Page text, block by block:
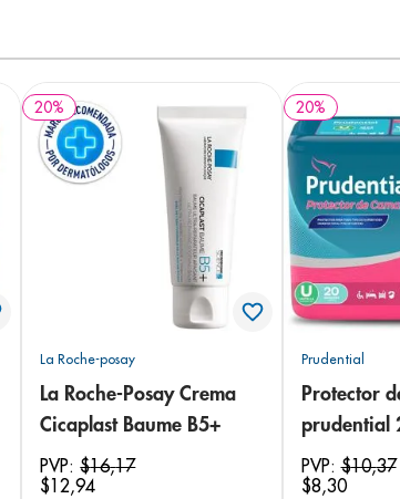
20%
La Roche-posay
La Roche-Posay Crema
Cicaplast Baume B5+
PVP:$16,17
$12,94
20%
Prudential
Protector
prudential
PVP:$10,37
$8,30